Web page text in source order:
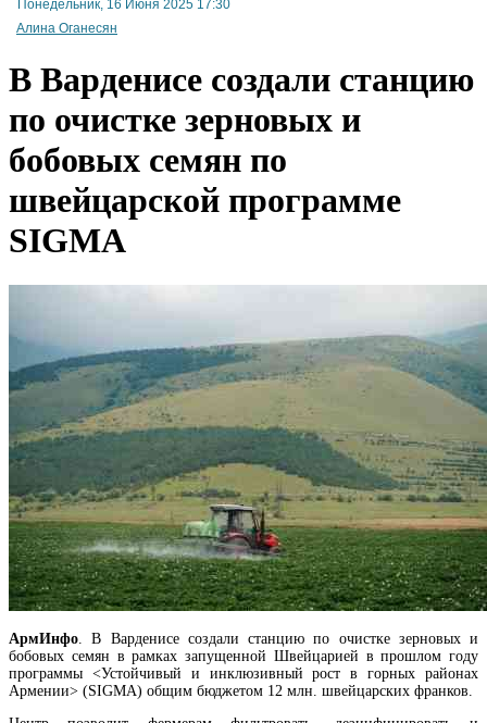
В Минэкономики обсудили совершенствование механизмов реализации программы
Первенство в экспорте из Армении занимает минеральное сырье, а в импорте -
машины и механизмы
Понедельник, 16 Июня 2025 17:30
Алина Оганесян
В Варденисе создали станцию
по очистке зерновых и
бобовых семян по
швейцарской программе
SIGMA
АрмИнфо . В Варденисе создали станцию по очистке зерновых и
бобовых семян в рамках запущенной Швейцарией в прошлом году
программы <Устойчивый и инклюзивный рост в горных районах
Армении> (SIGMA) общим бюджетом 12 млн. швейцарских франков.